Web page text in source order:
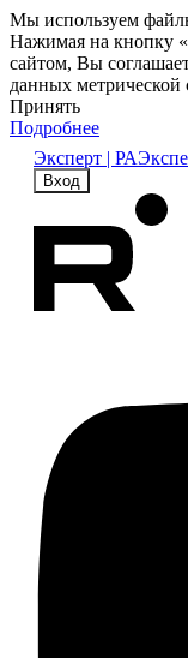
Мы используем
Нажимая на кнопку
сайтом, Вы
данных
Принять
Подробнее
Эксперт | РА
Вход